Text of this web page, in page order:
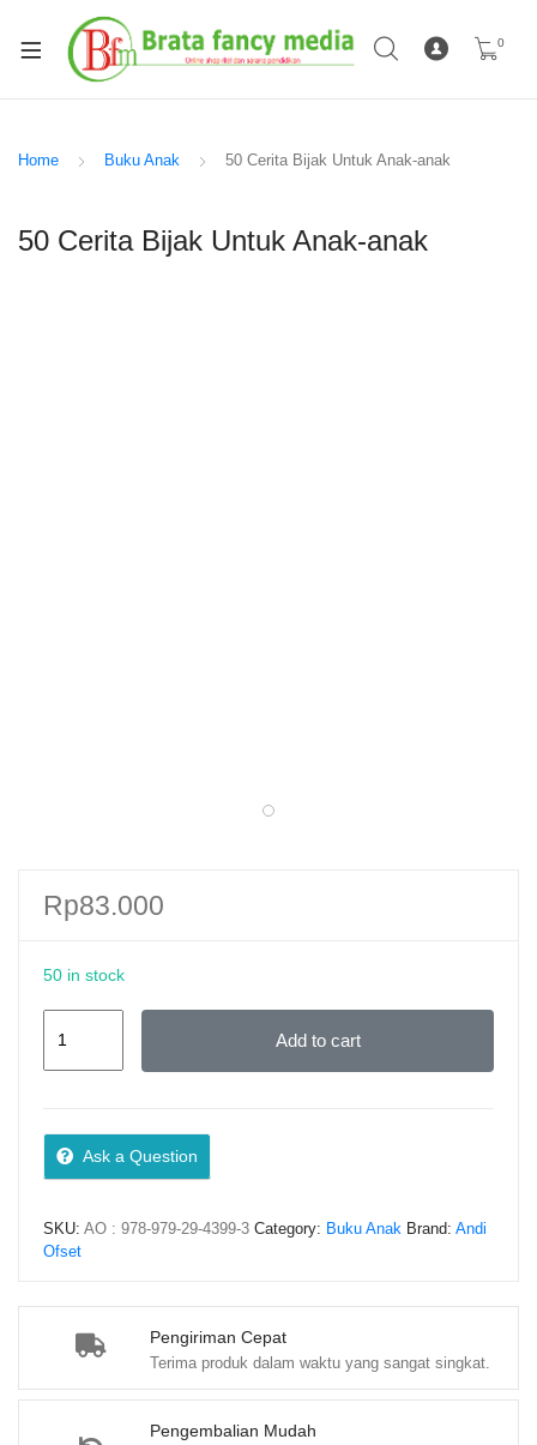
0
Home Buku Anak 50 Cerita Bijak Untuk Anak-anak
50 Cerita Bijak Untuk Anak-anak
Pengiriman Cepat
Terima produk dalam waktu yang sangat singkat.
Pengembalian Mudah
Rp83.000
50 in stock
Anak-
anak
Add to cart
Ask a Question
SKU: AO : 978-979-29-4399-3 Category: Buku Anak Brand: Andi
Ofset